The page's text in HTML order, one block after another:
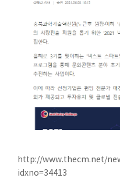
http://www.thecm.net/
idxno=34413